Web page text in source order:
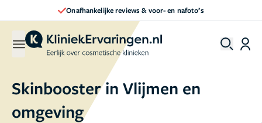
Direct een afspraak maken
Skinbooster in Vlijmen en
omgeving